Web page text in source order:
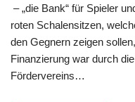
– „die Bank“ für Spieler
roten Schalensitzen,
den Gegnern zeigen
Finanzierung war durch
Fördervereins…